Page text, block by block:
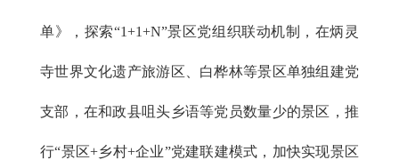
单》，探索“1+1+N”景区党组织联动机制，在炳灵
寺世界文化遗产旅游区、白桦林等景区单独组建党
支部，在和政县咀头乡语等党员数量少的景区，推
行“景区+乡村+企业”党建联建模式，加快实现景区